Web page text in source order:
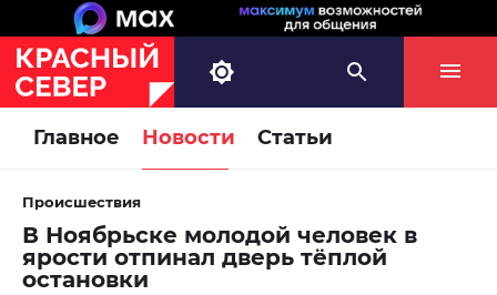
Главное Новости Статьи
Происшествия
В Ноябрьске молодой человек в
ярости отпинал дверь тёплой
остановки